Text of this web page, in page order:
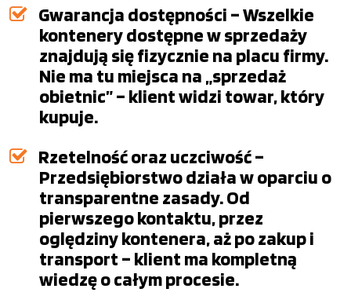
Gwarancja dostępności – Wszelkie
kontenery dostępne w sprzedaży
znajdują się fizycznie na placu firmy.
Nie ma tu miejsca na „sprzedaż
obietnic” – klient widzi towar, który
kupuje.
Rzetelność oraz uczciwość –
Przedsiębiorstwo działa w oparciu o
transparentne zasady. Od
pierwszego kontaktu, przez
oględziny kontenera, aż po zakup i
transport – klient ma kompletną
wiedzę o całym procesie.